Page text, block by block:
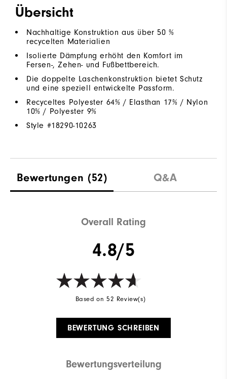
Übersicht
Nachhaltige Konstruktion aus über 50 %
recycelten Materialien
Isolierte Dämpfung erhöht den Komfort im
Fersen-, Zehen- und Fußbettbereich.
Die doppelte Laschenkonstruktion bietet Schutz
und eine speziell entwickelte Passform.
Recyceltes Polyester 64% / Elasthan 17% / Nylon
10% / Polyester 9%
Style #18290-10263
Bewertungen (52) Q&A
Overall Rating
4.8/5
Based on 52 Review(s)
BEWERTUNG SCHREIBEN
Bewertungsverteilung